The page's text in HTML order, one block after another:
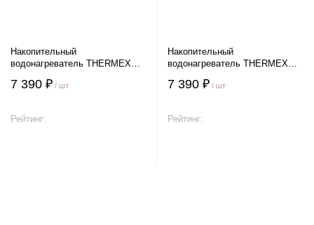
Накопительный
водонагреватель THERMEX
7 390 ₽ / шт
Рейтинг:
Накопительный
водонагреватель THERMEX
7 390 ₽ / шт
Рейтинг: